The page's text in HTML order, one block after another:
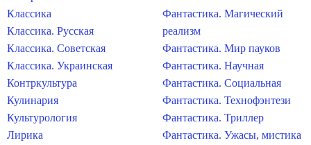
Классика
Классика. Русская
Классика. Советская
Классика. Украинская
Контркультура
Кулинария
Культурология
Лирика
Фантастика. Магический
реализм
Фантастика. Мир пауков
Фантастика. Научная
Фантастика. Социальная
Фантастика. Технофэнтези
Фантастика. Триллер
Фантастика. Ужасы, мистика